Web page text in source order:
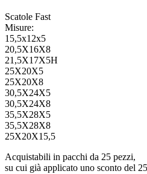
Scatole Fast
Misure:
15,5x12x5
20,5X16X8
21,5X17X5H
25X20X5
25X20X8
30,5X24X5
30,5X24X8
35,5X28X5
35,5X28X8
25X20X15,5
Acquistabili in pacchi da 25 pezzi,
su cui già applicato uno sconto del